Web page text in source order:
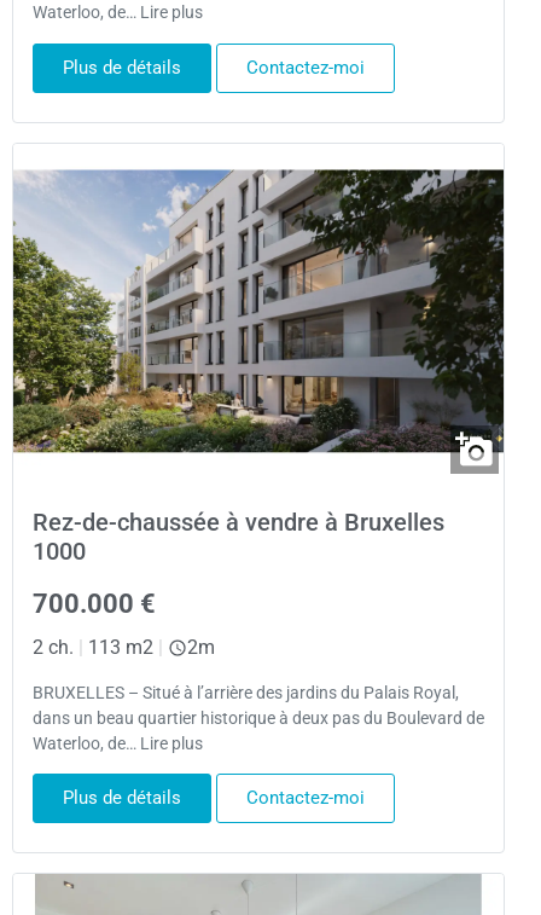
Waterloo, de… Lire plus
Plus de détails Contactez-moi
Rez-de-chaussée à vendre à Bruxelles
1000
700.000 €
2 ch. 113 m2 2m
BRUXELLES – Situé à l’arrière des jardins du Palais Royal,
dans un beau quartier historique à deux pas du Boulevard de
Waterloo, de… Lire plus
Plus de détails Contactez-moi